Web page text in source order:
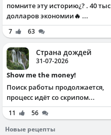
помните эту историю¿? . 40 тыс
долларов экономии🔥 ...
7 63
Страна дождей
31-07-2026
Show me the money!
Поиск работы продолжается,
процесс идёт со скрипом...
11
56
Новые рецепты